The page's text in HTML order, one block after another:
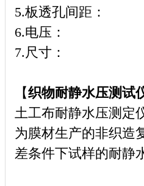
5.板透孔间距
6.电压：
7.尺寸：
【织物耐静水压测试
土工布耐静水压测定
为膜材生产的非织造
差条件下试样的耐静